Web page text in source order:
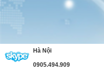
Hà Nội
0905.494.909